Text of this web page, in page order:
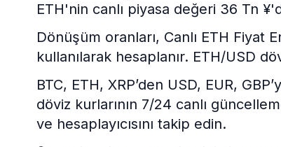
ETH'nin canlı piyasa değeri 36 Tn
Dönüşüm oranları, Canlı ETH Fiyat
kullanılarak hesaplanır. ETH/USD
BTC, ETH, XRP’den USD, EUR,
döviz kurlarının 7/24 canlı
ve hesaplayıcısını takip edin.